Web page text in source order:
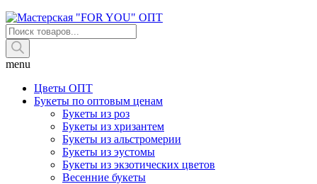
Поиск
товаров
menu
Цветы ОПТ
Букеты по оптовым ценам
Букеты из роз
Букеты из хризантем
Букеты из альстромерии
Букеты из эустомы
Букеты из экзотических цветов
Весенние букеты